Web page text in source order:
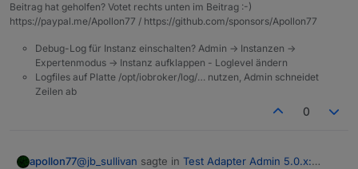
npm install klein0r/
host.ioBroker Cannot install klein0r/
host.ioBroker		2021-04-18 11:50:25.874
host.ioBroker		2021-04-18 11:49:02.026
host.ioBroker		2021-04-18 11:49:02.021
host.ioBroker		2021-04-18 11:49:01.431
host.ioBroker		2021-04-18 11:48:58.964
Beitrag hat geholfen? Votet rechts unten im Beitrag :-)
https://paypal.me/Apollon77 / https://github.com/sponsors/Apollon77
Debug-Log für Instanz einschalten? Admin -> Instanzen ->
Expertenmodus -> Instanz aufklappen - Loglevel ändern
Logfiles auf Platte /opt/iobroker/log/… nutzen, Admin schneidet
Zeilen ab
0
apollon77@jb_sullivan sagte in Test Adapter Admin 5.0.x: